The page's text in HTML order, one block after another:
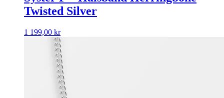
Twisted Silver
1 199,00 kr